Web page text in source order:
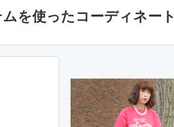
を使ったコーディネート
コーディネート一覧